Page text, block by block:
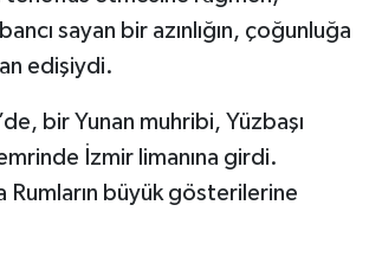
sayan bir azınlığın, çoğunluğa
edişiydi.
bir Yunan muhribi, Yüzbaşı
İzmir limanına girdi.
Rumların büyük gösterilerine